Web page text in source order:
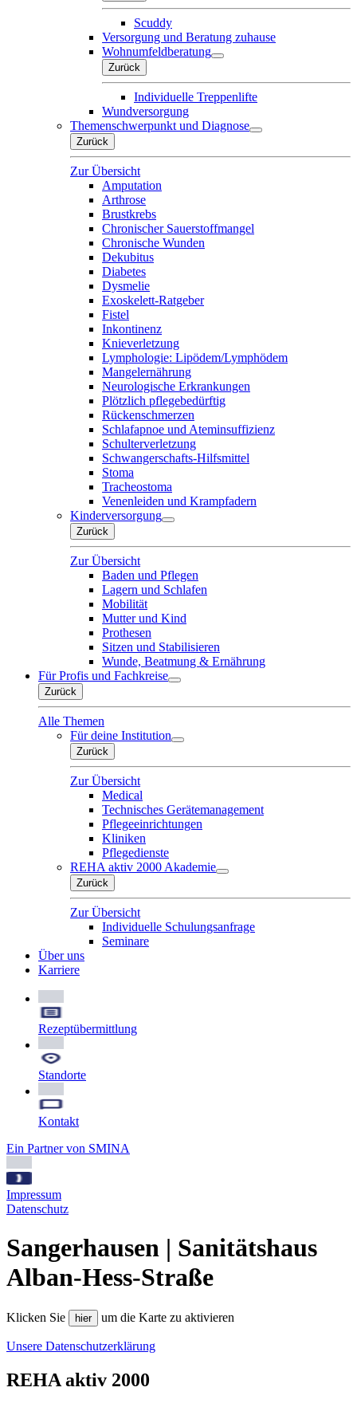
Scuddy
Versorgung und Beratung zuhause
Wohnumfeldberatung
Zurück
Individuelle Treppenlifte
Wundversorgung
Themenschwerpunkt und Diagnose
Zurück
Zur Übersicht
Amputation
Arthrose
Brustkrebs
Chronischer Sauerstoffmangel
Chronische Wunden
Dekubitus
Diabetes
Dysmelie
Exoskelett-Ratgeber
Fistel
Inkontinenz
Knieverletzung
Lymphologie: Lipödem/Lymphödem
Mangelernährung
Neurologische Erkrankungen
Plötzlich pflegebedürftig
Rückenschmerzen
Schlafapnoe und Ateminsuffizienz
Schulterverletzung
Schwangerschafts-Hilfsmittel
Stoma
Tracheostoma
Venenleiden und Krampfadern
Kinderversorgung
Zurück
Zur Übersicht
Baden und Pflegen
Lagern und Schlafen
Mobilität
Mutter und Kind
Prothesen
Sitzen und Stabilisieren
Wunde, Beatmung & Ernährung
Für Profis und Fachkreise
Zurück
Alle Themen
Für deine Institution
Zurück
Zur Übersicht
Medical
Technisches Gerätemanagement
Pflegeeinrichtungen
Kliniken
Pflegedienste
REHA aktiv 2000 Akademie
Zurück
Zur Übersicht
Individuelle Schulungsanfrage
Seminare
Über uns
Karriere
Rezeptübermittlung
Standorte
Kontakt
Ein Partner von SMINA
Impressum
Datenschutz
Sangerhausen | Sanitätshaus
Alban-Hess-Straße
Klicken Sie hier um die Karte zu aktivieren
Unsere Datenschutzerklärung
REHA aktiv 2000